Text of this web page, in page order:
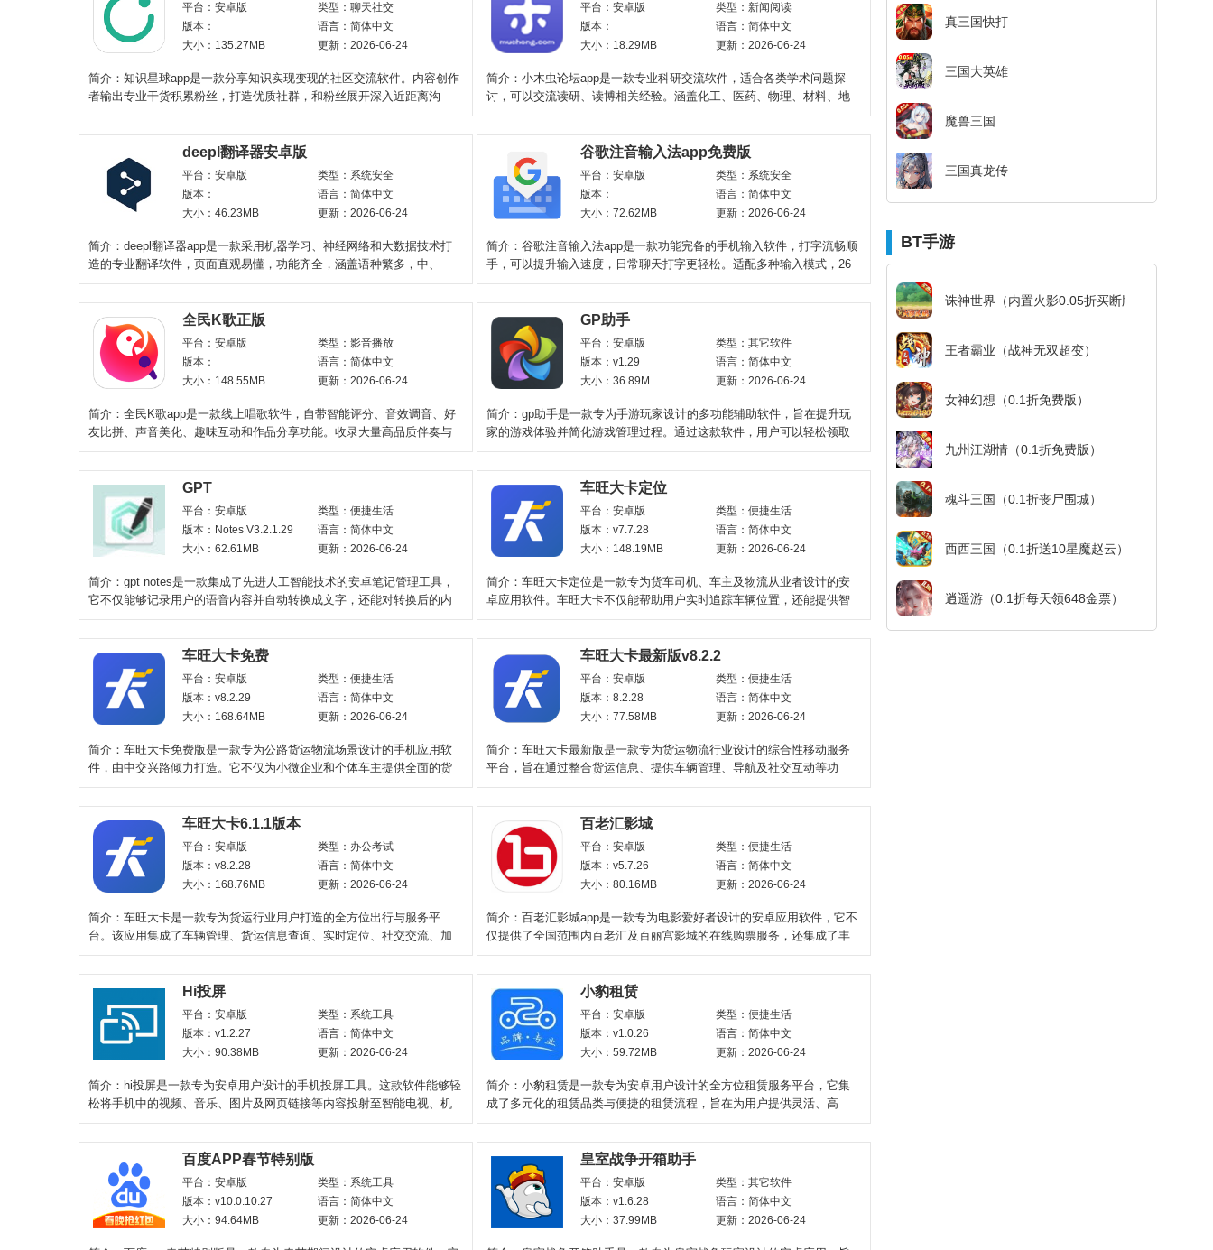
平台：安卓版
类型：聊天社交
版本：
语言：简体中文
大小：135.27MB
更新：2026-06-24
简介：知识星球app是一款分享知识实现变现的社区交流软件。内容创作
者输出专业干货积累粉丝，打造优质社群，和粉丝展开深入近距离沟
通，快速实现内容变
平台：安卓版
类型：新闻阅读
版本：
语言：简体中文
大小：18.29MB
更新：2026-06-24
简介：小木虫论坛app是一款专业科研交流软件，适合各类学术问题探
讨，可以交流读研、读博相关经验。涵盖化工、医药、物理、材料、地
理、食品、计算机
deepl翻译器安卓版
平台：安卓版
类型：系统安全
版本：
语言：简体中文
大小：46.23MB
更新：2026-06-24
简介：deepl翻译器app是一款采用机器学习、神经网络和大数据技术打
造的专业翻译软件，页面直观易懂，功能齐全，涵盖语种繁多，中、
英、德、法、日、西等语
谷歌注音输入法app免费版
平台：安卓版
类型：系统安全
版本：
语言：简体中文
大小：72.62MB
更新：2026-06-24
简介：谷歌注音输入法app是一款功能完备的手机输入软件，打字流畅顺
手，可以提升输入速度，日常聊天打字更轻松。适配多种输入模式，26
键、9键、五笔、手写
全民K歌正版
平台：安卓版
类型：影音播放
版本：
语言：简体中文
大小：148.55MB
更新：2026-06-24
简介：全民K歌app是一款线上唱歌软件，自带智能评分、音效调音、好
友比拼、声音美化、趣味互动和作品分享功能。收录大量高品质伴奏与
原版歌曲，热门新
GP助手
平台：安卓版
类型：其它软件
版本：v1.29
语言：简体中文
大小：36.89M
更新：2026-06-24
简介：gp助手是一款专为手游玩家设计的多功能辅助软件，旨在提升玩
家的游戏体验并简化游戏管理过程。通过这款软件，用户可以轻松领取
各类热门游戏的礼
GPT
平台：安卓版
类型：便捷生活
版本：Notes V3.2.1.29
语言：简体中文
大小：62.61MB
更新：2026-06-24
简介：gpt notes是一款集成了先进人工智能技术的安卓笔记管理工具，
它不仅能够记录用户的语音内容并自动转换成文字，还能对转换后的内
容进行深度分析
车旺大卡定位
平台：安卓版
类型：便捷生活
版本：v7.7.28
语言：简体中文
大小：148.19MB
更新：2026-06-24
简介：车旺大卡定位是一款专为货车司机、车主及物流从业者设计的安
卓应用软件。车旺大卡不仅能帮助用户实时追踪车辆位置，还能提供智
能调度、路况查
车旺大卡免费
平台：安卓版
类型：便捷生活
版本：v8.2.29
语言：简体中文
大小：168.64MB
更新：2026-06-24
简介：车旺大卡免费版是一款专为公路货运物流场景设计的手机应用软
件，由中交兴路倾力打造。它不仅为小微企业和个体车主提供全面的货
车定位及管车服
车旺大卡最新版v8.2.2
平台：安卓版
类型：便捷生活
版本：8.2.28
语言：简体中文
大小：77.58MB
更新：2026-06-24
简介：车旺大卡最新版是一款专为货运物流行业设计的综合性移动服务
平台，旨在通过整合货运信息、提供车辆管理、导航及社交互动等功
能，为货主、车主、
车旺大卡6.1.1版本
平台：安卓版
类型：办公考试
版本：v8.2.28
语言：简体中文
大小：168.76MB
更新：2026-06-24
简介：车旺大卡是一款专为货运行业用户打造的全方位出行与服务平
台。该应用集成了车辆管理、货运信息查询、实时定位、社交交流、加
油优惠、违章查
百老汇影城
平台：安卓版
类型：便捷生活
版本：v5.7.26
语言：简体中文
大小：80.16MB
更新：2026-06-24
简介：百老汇影城app是一款专为电影爱好者设计的安卓应用软件，它不
仅提供了全国范围内百老汇及百丽宫影城的在线购票服务，还集成了丰
富的电影资讯、
Hi投屏
平台：安卓版
类型：系统工具
版本：v1.2.27
语言：简体中文
大小：90.38MB
更新：2026-06-24
简介：hi投屏是一款专为安卓用户设计的手机投屏工具。这款软件能够轻
松将手机中的视频、音乐、图片及网页链接等内容投射至智能电视、机
顶盒等大屏
小豹租赁
平台：安卓版
类型：便捷生活
版本：v1.0.26
语言：简体中文
大小：59.72MB
更新：2026-06-24
简介：小豹租赁是一款专为安卓用户设计的全方位租赁服务平台，它集
成了多元化的租赁品类与便捷的租赁流程，旨在为用户提供灵活、高
效、经济的租赁体验
百度APP春节特别版
平台：安卓版
类型：系统工具
版本：v10.0.10.27
语言：简体中文
大小：94.64MB
更新：2026-06-24
皇室战争开箱助手
平台：安卓版
类型：其它软件
版本：v1.6.28
语言：简体中文
大小：37.99MB
更新：2026-06-24
真三国快打
三国大英雄
魔兽三国
三国真龙传
BT手游
诛神世界（内置火影0.05折买断版）
王者霸业（战神无双超变）
女神幻想（0.1折免费版）
九州江湖情（0.1折免费版）
魂斗三国（0.1折丧尸围城）
西西三国（0.1折送10星魔赵云）
逍遥游（0.1折每天领648金票）